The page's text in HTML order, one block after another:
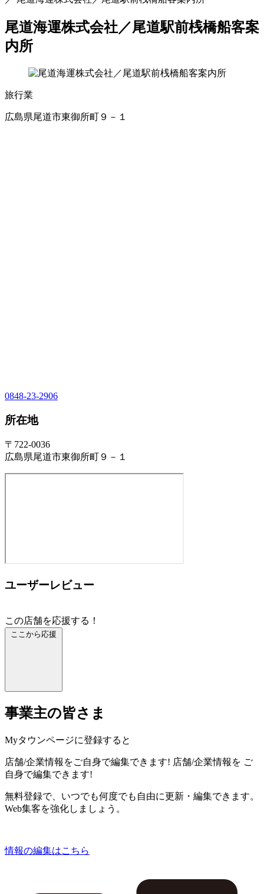
尾道海運株式会社／尾道駅前桟橋船客案
内所
旅行業
広島県尾道市東御所町９－１
0848-23-2906
所在地
〒722-0036
広島県尾道市東御所町９－１
ユーザーレビュー
この店舗を応援する！
ここから応援
事業主の皆さま
Myタウンページに登録すると
店舗/企業情報をご自身で編集できます! 店舗/企業情報を ご
自身で編集できます!
無料登録で、いつでも何度でも自由に更新・編集できます。
Web集客を強化しましょう。
情報の編集はこちら